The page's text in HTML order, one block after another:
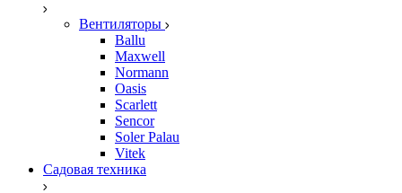
Вентиляторы
Ballu
Maxwell
Normann
Oasis
Scarlett
Sencor
Soler Palau
Vitek
Садовая техника